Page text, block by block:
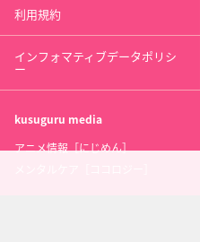
利用規約
インフォマティブデータポリシ
ー
kusuguru media
アニメ情報［にじめん］